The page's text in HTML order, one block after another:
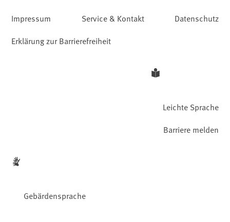
Impressum Service & Kontakt
Datenschutz
Erklärung zur Barrierefreiheit
Leichte Sprache
Gebärdensprache
Barriere melden